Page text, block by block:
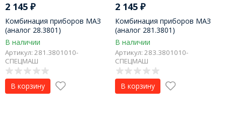
2 145 ₽
Комбинация приборов МАЗ
(аналог 28.3801)
В наличии
Артикул: 281.3801010-
СПЕЦМАШ
В корзину
2 145₽
Комбинация приборов МАЗ
(аналог 281.3801)
В наличии
Артикул: 283.3801010-
СПЕЦМАШ
В корзину